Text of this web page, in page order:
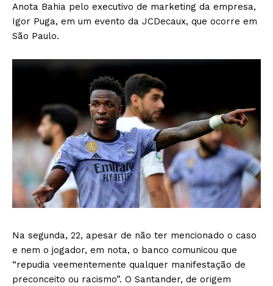
Anota Bahia pelo executivo de marketing da empresa,
Igor Puga, em um evento da JCDecaux, que ocorre em
São Paulo.
Na segunda, 22, apesar de não ter mencionado o caso
e nem o jogador, em nota, o banco comunicou que
“repudia veementemente qualquer manifestação de
preconceito ou racismo”. O Santander, de origem